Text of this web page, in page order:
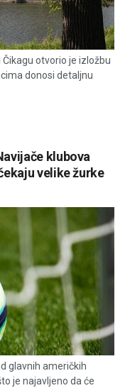
otvorio je izložbu
donosi detaljnu
klubova
velike žurke
glavnih američkih
je najavljeno da će